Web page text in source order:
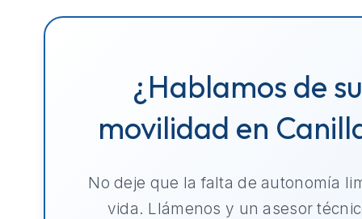
¿Hablamos de su
movilidad en
No deje que la falta de autonomía
vida. Llámenos y un asesor